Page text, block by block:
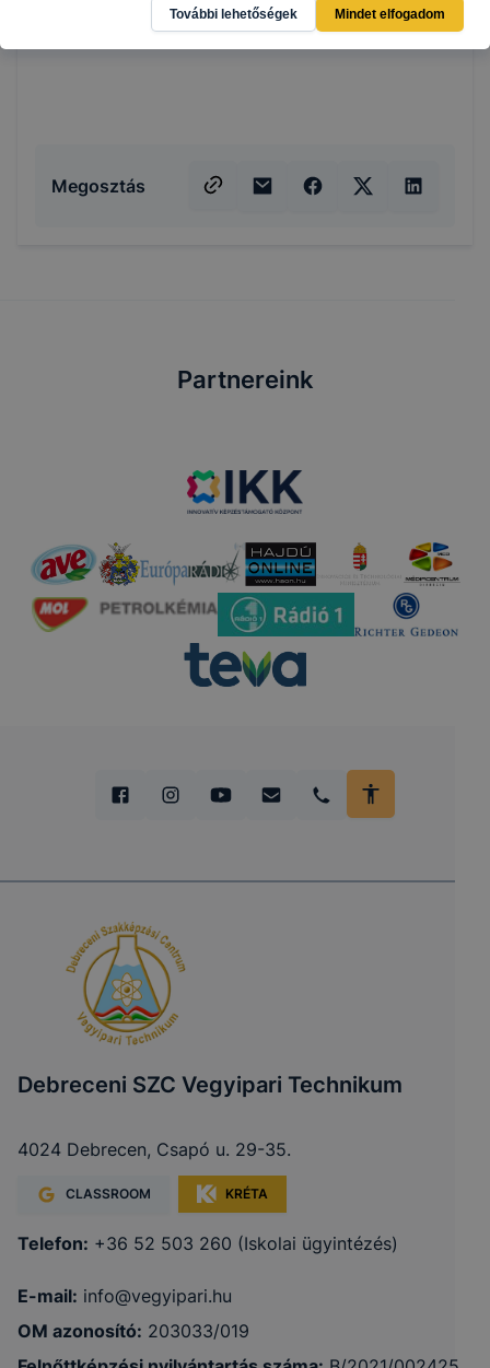
Megosztás
Partnereink
Debreceni SZC Vegyipari Technikum
4024 Debrecen, Csapó u. 29-35.
CLASSROOM KRÉTA
Telefon: +36 52 503 260 (Iskolai ügyintézés)
E-mail: info@vegyipari.hu
OM azonosító: 203033/019
További lehetőségek Mindet elfogadom